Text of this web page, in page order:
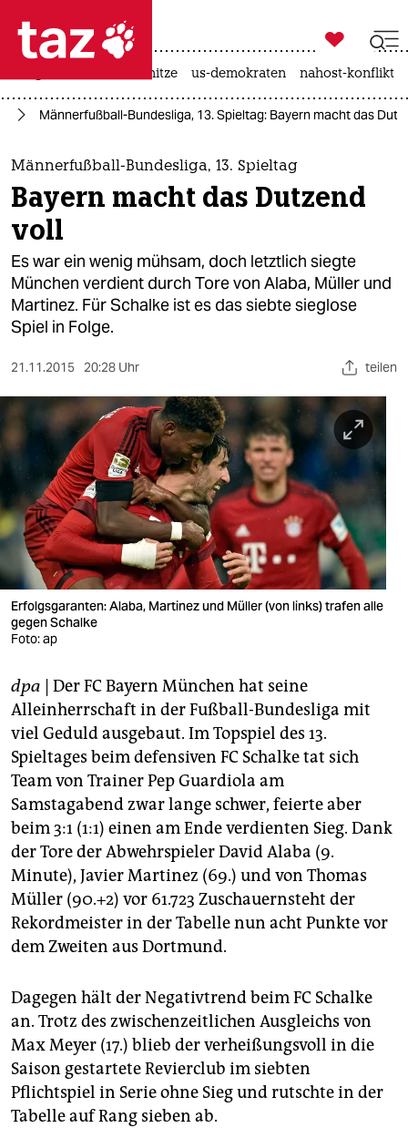
 taz zahl ich
taz zahl ich
themen
politik
öko
gesellschaft
kultur
sport
berlin
nord
wahrheit
verlag
verlag
veranstaltungen
shop
fragen & hilfe
unterstützen
abo
genossenschaft
epaper login

taz zahl ich
hitze us-demokraten nahost-konflikt
Männerfußball-Bundesliga, 13. Spieltag: Bayern macht das
Männerfußball-Bundesliga, 13. Spieltag
Bayern macht das Dutzend
voll
Es war ein wenig mühsam, doch letztlich siegte
München verdient durch Tore von Alaba, Müller und
Martinez. Für Schalke ist es das siebte sieglose
Spiel in Folge.
21.11.2015 20:28 Uhr teilen
Erfolgsgaranten: Alaba, Martinez und Müller (von links) trafen alle
gegen Schalke
Foto: ap
dpa | Der FC Bayern München hat seine
Alleinherrschaft in der Fußball-Bundesliga mit
viel Geduld ausgebaut. Im Topspiel des 13.
Spieltages beim defensiven FC Schalke tat sich
Team von Trainer Pep Guardiola am
Samstagabend zwar lange schwer, feierte aber
beim 3:1 (1:1) einen am Ende verdienten Sieg. Dank
der Tore der Abwehrspieler David Alaba (9.
Minute), Javier Martinez (69.) und von Thomas
Müller (90.+2) vor 61.723 Zuschauernsteht der
Rekordmeister in der Tabelle nun acht Punkte vor
dem Zweiten aus Dortmund.
Dagegen hält der Negativtrend beim FC Schalke
an. Trotz des zwischenzeitlichen Ausgleichs von
Max Meyer (17.) blieb der verheißungsvoll in die
Saison gestartete Revierclub im siebten
Pflichtspiel in Serie ohne Sieg und rutschte in der
Tabelle auf Rang sieben ab.